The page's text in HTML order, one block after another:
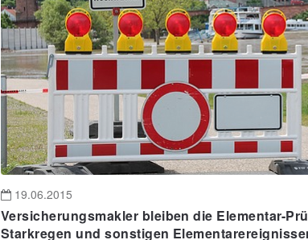
19.06.2015
Versicherungsmakler bleiben die Elementar-
Starkregen und sonstigen